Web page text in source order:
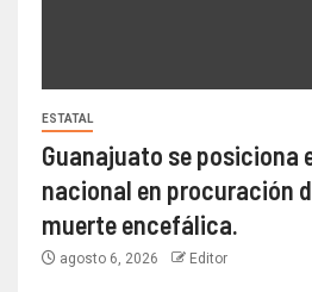
ESTATAL
Guanajuato se posiciona
nacional en procuración
muerte encefálica.
agosto 6, 2026 Editor